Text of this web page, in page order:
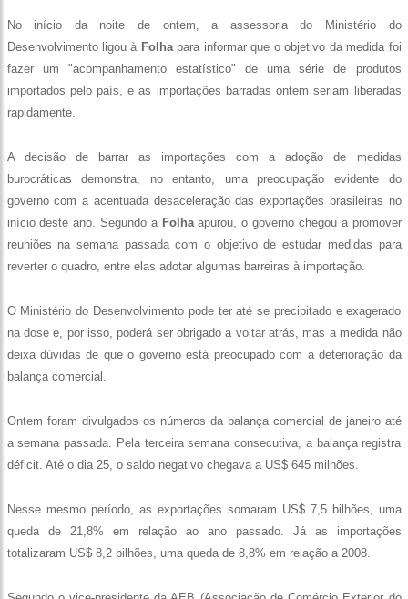
No início da noite de ontem, a assessoria do Ministério do
Desenvolvimento ligou à Folhapara informar que o objetivo da medida foi
fazer um "acompanhamento estatístico" de uma série de produtos
importados pelo país, e as importações barradas ontem seriam liberadas
rapidamente.
A decisão de barrar as importações com a adoção de medidas
burocráticas demonstra, no entanto, uma preocupação evidente do
governo com a acentuada desaceleração das exportações brasileiras no
início deste ano. Segundo a Folhaapurou, o governo chegou a promover
reuniões na semana passada com o objetivo de estudar medidas para
reverter o quadro, entre elas adotar algumas barreiras à importação.
O Ministério do Desenvolvimento pode ter até se precipitado e exagerado
na dose e, por isso, poderá ser obrigado a voltar atrás, mas a medida não
deixa dúvidas de que o governo está preocupado com a deterioração da
balança comercial.
Ontem foram divulgados os números da balança comercial de janeiro até
a semana passada. Pela terceira semana consecutiva, a balança registra
déficit. Até o dia 25, o saldo negativo chegava a US$ 645 milhões.
Nesse mesmo período, as exportações somaram US$ 7,5 bilhões, uma
queda de 21,8% em relação ao ano passado. Já as importações
totalizaram US$ 8,2 bilhões, uma queda de 8,8% em relação a 2008.